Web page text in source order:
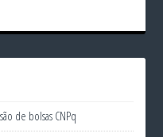
de bolsas CNPq